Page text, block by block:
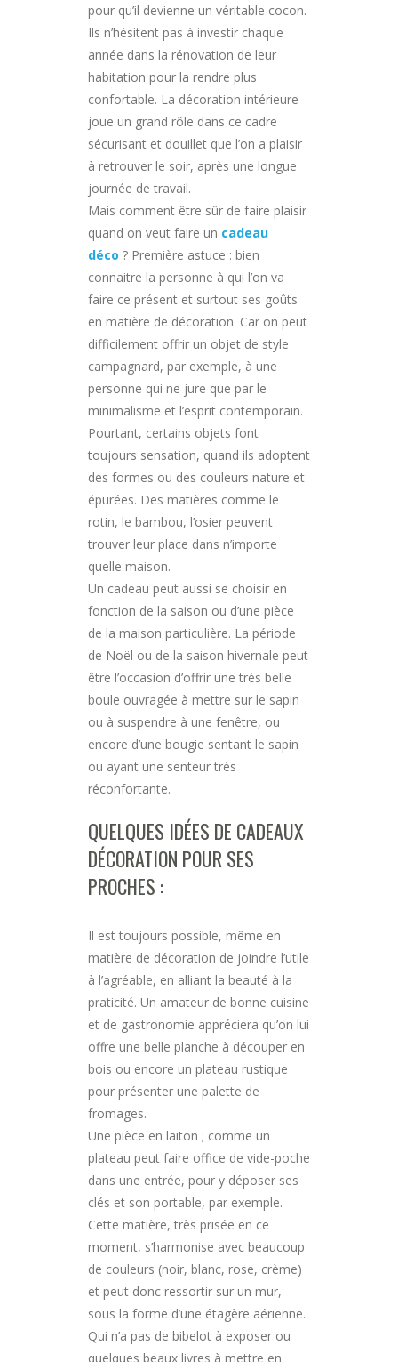
pour qu’il devienne un véritable cocon.
Ils n’hésitent pas à investir chaque
année dans la rénovation de leur
habitation pour la rendre plus
confortable. La décoration intérieure
joue un grand rôle dans ce cadre
sécurisant et douillet que l’on a plaisir
à retrouver le soir, après une longue
journée de travail.
Mais comment être sûr de faire plaisir
quand on veut faire un cadeau
déco ? Première astuce : bien
connaitre la personne à qui l’on va
faire ce présent et surtout ses goûts
en matière de décoration. Car on peut
difficilement offrir un objet de style
campagnard, par exemple, à une
personne qui ne jure que par le
minimalisme et l’esprit contemporain.
Pourtant, certains objets font
toujours sensation, quand ils adoptent
des formes ou des couleurs nature et
épurées. Des matières comme le
rotin, le bambou, l’osier peuvent
trouver leur place dans n’importe
quelle maison.
Un cadeau peut aussi se choisir en
fonction de la saison ou d’une pièce
de la maison particulière. La période
de Noël ou de la saison hivernale peut
être l’occasion d’offrir une très belle
boule ouvragée à mettre sur le sapin
ou à suspendre à une fenêtre, ou
encore d’une bougie sentant le sapin
ou ayant une senteur très
réconfortante.
QUELQUES IDÉES DE CADEAUX
DÉCORATION POUR SES
PROCHES :
Il est toujours possible, même en
matière de décoration de joindre l’utile
à l’agréable, en alliant la beauté à la
praticité. Un amateur de bonne cuisine
et de gastronomie appréciera qu’on lui
offre une belle planche à découper en
bois ou encore un plateau rustique
pour présenter une palette de
fromages.
Une pièce en laiton ; comme un
plateau peut faire office de vide-poche
dans une entrée, pour y déposer ses
clés et son portable, par exemple.
Cette matière, très prisée en ce
moment, s’harmonise avec beaucoup
de couleurs (noir, blanc, rose, crème)
et peut donc ressortir sur un mur,
sous la forme d’une étagère aérienne.
Qui n’a pas de bibelot à exposer ou
quelques beaux livres à mettre en